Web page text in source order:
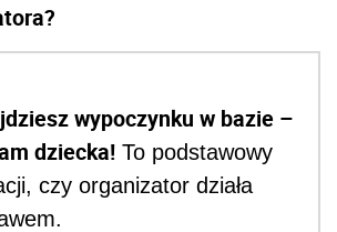
wypoczynku w bazie –
dziecka! To podstawowy
czy organizator działa